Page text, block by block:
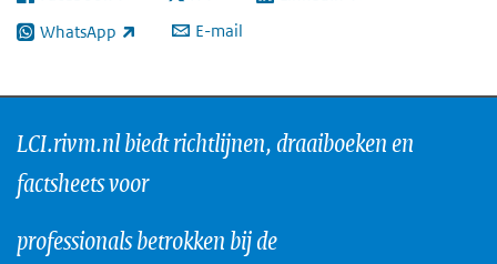
WhatsApp
(externe link) E-mail
LCI.rivm.nl biedt richtlijnen, draaiboeken en
factsheets voor
professionals betrokken bij de